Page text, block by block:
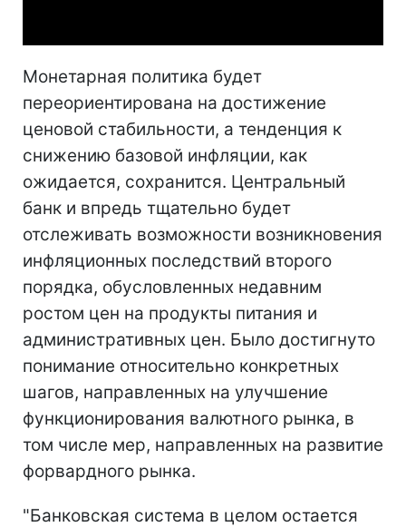
Монетарная политика будет
переориентирована на достижение
ценовой стабильности, а тенденция к
снижению базовой инфляции, как
ожидается, сохранится. Центральный
банк и впредь тщательно будет
отслеживать возможности возникновения
инфляционных последствий второго
порядка, обусловленных недавним
ростом цен на продукты питания и
административных цен. Было достигнуто
понимание относительно конкретных
шагов, направленных на улучшение
функционирования валютного рынка, в
том числе мер, направленных на развитие
форвардного рынка.
"Банковская система в целом остается